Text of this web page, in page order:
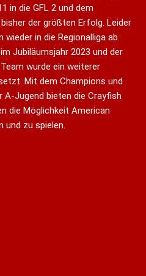
in die GFL 2 und dem
der größten Erfolg. Leider
in die Regionalliga ab.
Jubiläumsjahr 2023 und der
wurde ein weiterer
Mit dem Champions und
A-Jugend bieten die Crayfish
die Möglichkeit American
und zu spielen.